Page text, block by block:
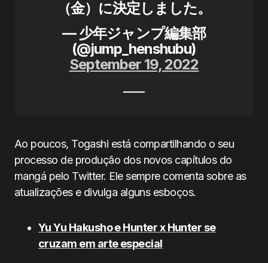
（金）に決定しました。
— 少年ジャンプ編集部
(@jump_henshubu)
September 19, 2022
Ao poucos, Togashi está compartilhando o seu
processo de produção dos novos capítulos do
mangá pelo Twitter. Ele sempre comenta sobre as
atualizações e divulga alguns esboços.
Yu Yu Hakusho e Hunter x Hunter se
cruzam em arte especial